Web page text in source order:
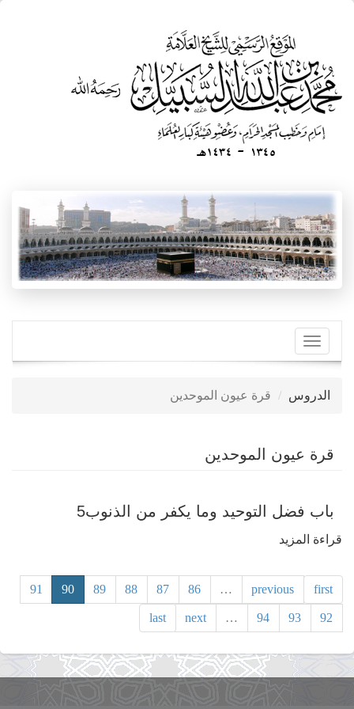
Toggle
navigation
الدروس قرة عيون الموحدين
قرة عيون الموحدين
باب فضل التوحيد وما يكفر من الذنوب5
قراءة المزيد
فضل
التوحيد
وما
يكفر
من
first
previous
…
86
87
88
89
90
91
92
93
94
…
next
last